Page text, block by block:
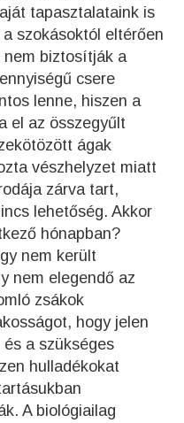
tapasztalataink is
szokásoktól eltérően
biztosítják a
csere
lenne, hiszen a
el az összegyűlt
ágak
vészhelyzet miatt
zárva tart,
lehetőség. Akkor
hónapban?
nem került
nem elegendő az
zsákok
hogy jelen
a szükséges
hulladékokat
A biológiailag